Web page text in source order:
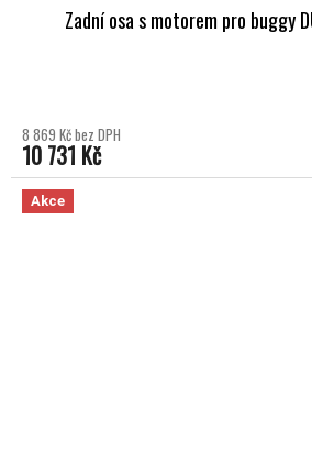
Zadní osa s motorem pro buggy
8 869 Kč bez DPH
10 731 Kč
Akce